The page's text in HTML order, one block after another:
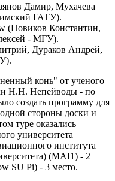
Дамир, Мухачева
ГАТУ).
(Новиков Константин,
- МГУ).
Дураков Андрей,
конь" от ученого
Н.Н. Непейводы - по
создать программу для
стороны доски и
туре оказались
университета
института
(MAI1) - 2
SU Pi) - 3 место.